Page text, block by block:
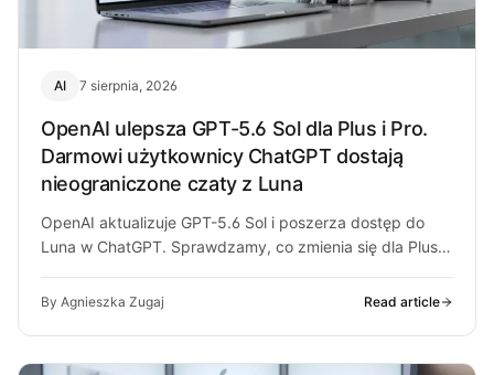
AI 7 sierpnia, 2026
OpenAI ulepsza GPT-5.6 Sol dla Plus i Pro.
Darmowi użytkownicy ChatGPT dostają
nieograniczone czaty z Luna
OpenAI aktualizuje GPT-5.6 Sol i poszerza dostęp do
Luna w ChatGPT. Sprawdzamy, co zmienia się dla Plus,
By Agnieszka Zugaj Read article